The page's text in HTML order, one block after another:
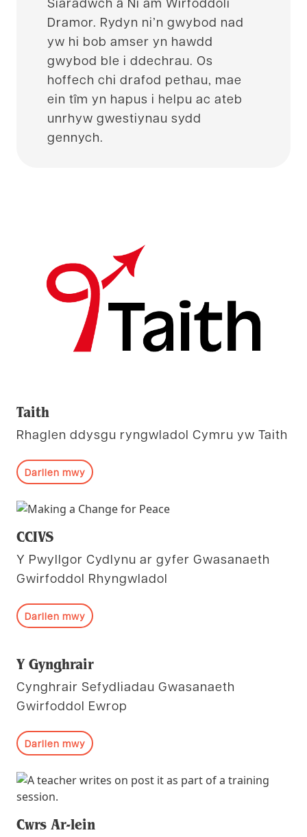
Dramor. Rydyn ni’n gwybod nad
yw hi bob amser yn hawdd
gwybod ble i ddechrau. Os
hoffech chi drafod pethau, mae
ein tîm yn hapus i helpu ac ateb
unrhyw gwestiynau sydd
gennych.
Taith
Rhaglen ddysgu ryngwladol Cymru yw Taith
Darllen mwy
CCIVS
Y Pwyllgor Cydlynu ar gyfer Gwasanaeth
Gwirfoddol Rhyngwladol
Darllen mwy
Y Gynghrair
Cynghrair Sefydliadau Gwasanaeth
Gwirfoddol Ewrop
Darllen mwy
Cwrs Ar-lein